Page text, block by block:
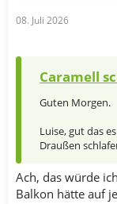
:
08. Juli 2026
Caramell
Guten Morgen.
Luise, gut das
Draußen
Ach, das würde
Balkon hätte auf